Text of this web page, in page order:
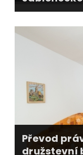
kompletní
smluvní
financování
Převod
družstevní